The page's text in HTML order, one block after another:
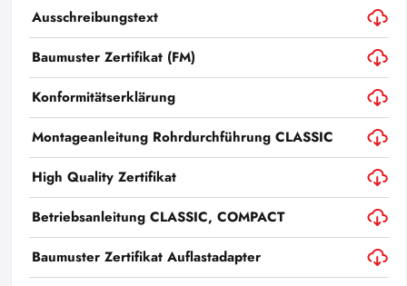
Ausschreibungstext
Baumuster Zertifikat (FM)
Konformitätserklärung
Montageanleitung Rohrdurchführung CLASSIC
High Quality Zertifikat
Betriebsanleitung CLASSIC, COMPACT
Baumuster Zertifikat Auflastadapter